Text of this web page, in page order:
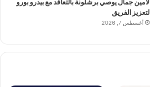
لامين جمال يوصي برشلونة بالتعاقد مع بيدرو بورو
لتعزيز الفريق
أغسطس 7, 2026